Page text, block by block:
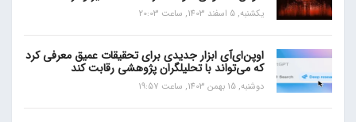
یکشنبه, 5 اسفند 1403, ساعت 20:03
اوپن‌ای‌آی ابزار جدیدی برای تحقیقات عمیق معرفی کرد
که می‌تواند با تحلیلگران پژوهشی رقابت کند
دوشنبه, 15 بهمن 1403, ساعت 19:57